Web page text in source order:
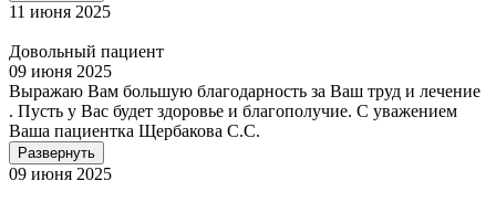
11 июня 2025
Довольный пациент
09 июня 2025
Выражаю Вам большую благодарность за Ваш труд и лечение
. Пусть у Вас будет здоровье и благополучие. С уважением
Ваша пациентка Щербакова С.С.
Развернуть
09 июня 2025